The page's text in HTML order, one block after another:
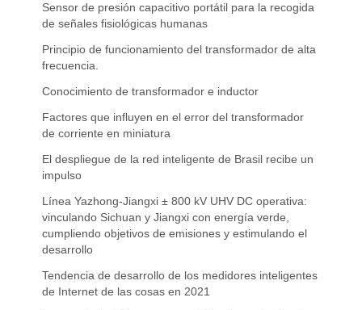
Sensor de presión capacitivo portátil para la recogida
de señales fisiológicas humanas
Principio de funcionamiento del transformador de alta
frecuencia.
Conocimiento de transformador e inductor
Factores que influyen en el error del transformador
de corriente en miniatura
El despliegue de la red inteligente de Brasil recibe un
impulso
Línea Yazhong-Jiangxi ± 800 kV UHV DC operativa:
vinculando Sichuan y Jiangxi con energía verde,
cumpliendo objetivos de emisiones y estimulando el
desarrollo
Tendencia de desarrollo de los medidores inteligentes
de Internet de las cosas en 2021